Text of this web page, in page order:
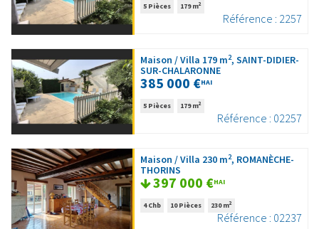
5 Pièces 179 m2
Référence : 2257
Maison / Villa 179 m2, SAINT-DIDIER-
SUR-CHALARONNE
385 000 €HAI
5 Pièces 179 m2
Référence : 02257
Maison / Villa 230 m2, ROMANÈCHE-
THORINS
397 000 €HAI
4 Chb 10 Pièces 230 m2
Référence : 02237